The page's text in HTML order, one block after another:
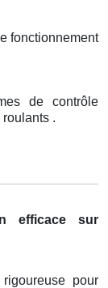
fonctionnement
de contrôle
.
efficace sur
pour